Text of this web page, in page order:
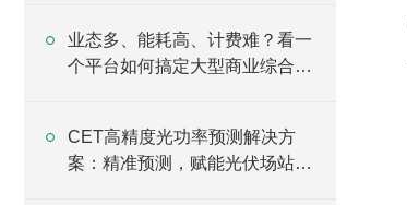
业态多、能耗高、计费难？看一
个平台如何搞定大型商业综合体
CET高精度光功率预测解决方
案：精准预测，赋能光伏场站高